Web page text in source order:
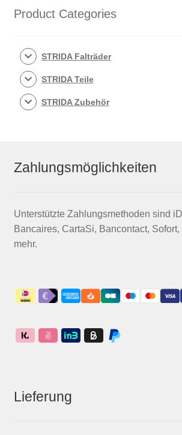
Product Categories
STRIDA Falträder
STRIDA Teile
STRIDA Zubehör
Zahlungsmöglichkeiten
Unterstützte Zahlungsmethoden sind
Bancaires, CartaSi, Bancontact,
mehr.
Lieferung